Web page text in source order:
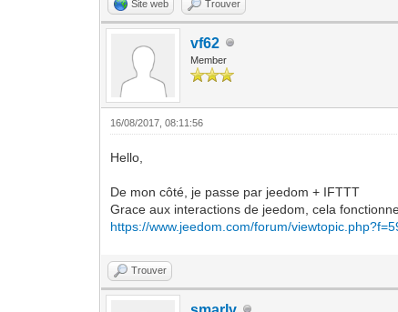
Site web Trouver
vf62
Member
16/08/2017, 08:11:56
Hello,
De mon côté, je passe par jeedom + IFTTT
Grace aux interactions de jeedom, cela
https://www.jeedom.com/forum/
Trouver